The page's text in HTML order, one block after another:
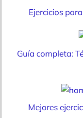
Ejercicios
Guía completa:
Mejores